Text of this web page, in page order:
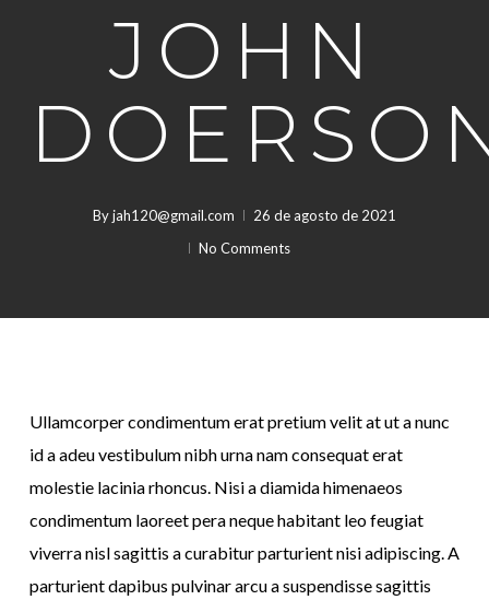
JOHN
Byjah120@gmail.com
26 de agosto de 2021
No Comments
Ullamcorper condimentum erat pretium velit at ut a nunc
id a adeu vestibulum nibh urna nam consequat erat
molestie lacinia rhoncus. Nisi a diamida himenaeos
condimentum laoreet pera neque habitant leo feugiat
viverra nisl sagittis a curabitur parturient nisi adipiscing. A
parturient dapibus pulvinar arcu a suspendisse sagittis